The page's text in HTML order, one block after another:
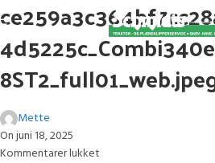
Mette
On juni 18, 2025
Kommentarer lukket